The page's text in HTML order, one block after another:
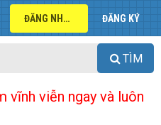
ĐĂNG NHẬP ĐĂNG KÝ
TÌM
vĩnh viễn ngay và luôn